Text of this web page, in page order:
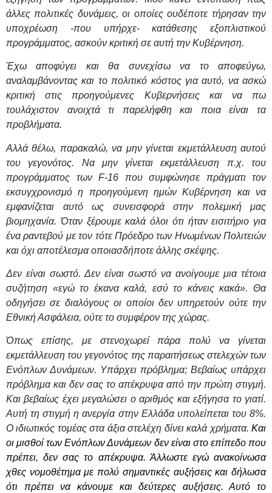
άλλες πολιτικές δυνάμεις, οι οποίες ουδέποτε τήρησαν την
υποχρέωση -που υπήρχε- κατάθεσης εξοπλιστικού
προγράμματος, ασκούν κριτική σε αυτή την Κυβέρνηση.
Έχω αποφύγει και θα συνεχίσω να το αποφεύγω,
αναλαμβάνοντας και το πολιτικό κόστος για αυτό, να ασκώ
κριτική στις προηγούμενες Κυβερνήσεις και να πω
τουλάχιστον ανοιχτά τι παρελήφθη και ποια είναι τα
προβλήματα.
Αλλά θέλω, παρακαλώ, να μην γίνεται εκμετάλλευση αυτού
του γεγονότος. Να μην γίνεται εκμετάλλευση π.χ. του
προγράμματος των F-16 που συμφώνησε πράγματι τον
εκσυγχρονισμό η προηγούμενη ημών Κυβέρνηση και να
εμφανίζεται αυτό ως συνεισφορά στην πολεμική μας
βιομηχανία. Όταν ξέρουμε καλά όλοι ότι ήταν εισιτήριο για
ένα ραντεβού με τον τότε Πρόεδρο των Ηνωμένων Πολιτειών
και όχι αποτέλεσμα οποιασδήποτε άλλης σκέψης.
Δεν είναι σωστό. Δεν είναι σωστό να ανοίγουμε μια τέτοια
συζήτηση «εγώ το έκανα καλά, εσύ το κάνεις κακά». Θα
οδηγήσει σε διαλόγους οι οποίοι δεν υπηρετούν ούτε την
Εθνική Ασφάλεια, ούτε το συμφέρον της χώρας.
Όπως επίσης, με στενοχωρεί πάρα πολύ να γίνεται
εκμετάλλευση του γεγονότος της παραιτήσεως στελεχών των
Ενόπλων Δυνάμεων. Υπάρχει πρόβλημα; Βεβαίως υπάρχει
πρόβλημα και δεν σας το απέκρυψα από την πρώτη στιγμή.
Και βεβαίως έχει μεγαλώσει ο αριθμός και εξήγησα το γιατί.
Αυτή τη στιγμή η ανεργία στην Ελλάδα υπολείπεται του 8%.
Ο ιδιωτικός τομέας στα άξια στελέχη δίνει καλά χρήματα. Και
οι μισθοί των Ενόπλων Δυνάμεων δεν είναι στο επίπεδο που
πρέπει, δεν σας το απέκρυψα. Άλλωστε εγώ ανακοίνωσα
χθες νομοθέτημα με πολύ σημαντικές αυξήσεις και δήλωσα
ότι πρέπει να κάνουμε και δεύτερες αυξήσεις. Αυτό το